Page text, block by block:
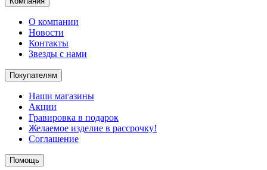
О компании
Новости
Контакты
Звезды с нами
Покупателям
Наши магазины
Акции
Гравировка в подарок
Желаемое изделие в рассрочку!
Соглашение
Помощь